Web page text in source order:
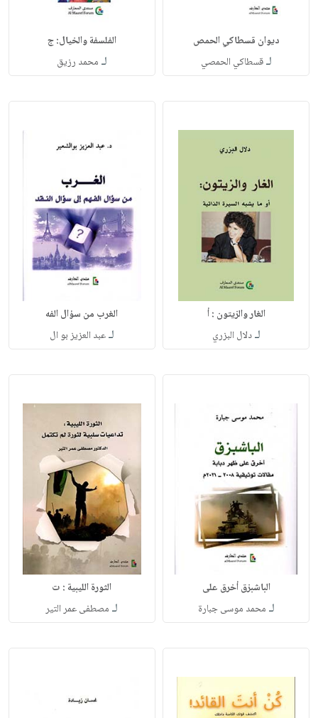
ديوان قسطاكي الحمص
لـقسطاكي الحمصي
الفلسفة والخيال: ج
لـ محمد رزيق
الغار والزيتون : أ
لـدلال البزري
الغرب من سؤال الفه
لـعبد العزيز بو ال
الباشبزق أخرق على
لـ محمد موسى جبارة
الثورة الليبية : ت
لـ مصطفى عمر التير